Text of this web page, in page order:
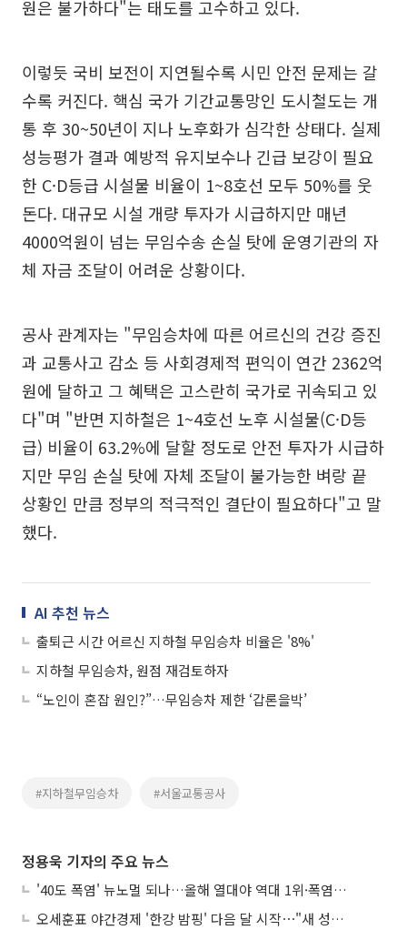
원은 불가하다"는 태도를 고수하고 있다.
이렇듯 국비 보전이 지연될수록 시민 안전 문제는 갈
수록 커진다. 핵심 국가 기간교통망인 도시철도는 개
통 후 30~50년이 지나 노후화가 심각한 상태다. 실제
성능평가 결과 예방적 유지보수나 긴급 보강이 필요
한 C·D등급 시설물 비율이 1~8호선 모두 50%를 웃
돈다. 대규모 시설 개량 투자가 시급하지만 매년
4000억원이 넘는 무임수송 손실 탓에 운영기관의 자
체 자금 조달이 어려운 상황이다.
공사 관계자는 "무임승차에 따른 어르신의 건강 증진
과 교통사고 감소 등 사회경제적 편익이 연간 2362억
원에 달하고 그 혜택은 고스란히 국가로 귀속되고 있
다"며 "반면 지하철은 1~4호선 노후 시설물(C·D등
급) 비율이 63.2%에 달할 정도로 안전 투자가 시급하
지만 무임 손실 탓에 자체 조달이 불가능한 벼랑 끝
상황인 만큼 정부의 적극적인 결단이 필요하다"고 말
했다.
AI 추천 뉴스
출퇴근 시간 어르신 지하철 무임승차 비율은 '8%'
지하철 무임승차, 원점 재검토하자
“노인이 혼잡 원인?”…무임승차 제한 ‘갑론을박’
#지하철무임승차 #서울교통공사
정용욱 기자의 주요 뉴스
'40도 폭염' 뉴노멀 되나…올해 열대야 역대 1위·폭염일수 평년 3배 넘어
오세훈표 야간경제 '한강 밤핑' 다음 달 시작⋯"새 성장동력 만들 것"